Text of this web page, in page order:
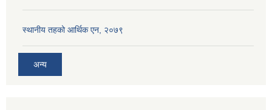
स्थानीय तहको आर्थिक एन, २०७९
अन्य